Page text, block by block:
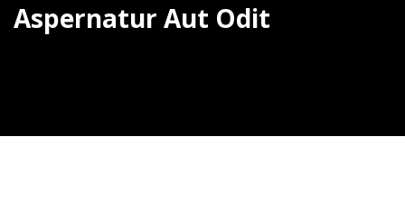
Aspernatur Aut Odit